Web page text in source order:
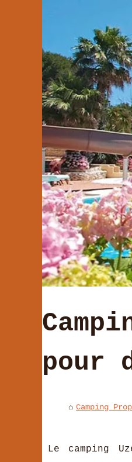
pour
Camping
Le camping